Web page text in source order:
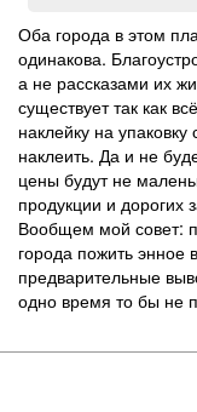
Оба города в этом
одинакова.
а не рассказами их
существует так как
наклейку на
наклеить. Да и не
цены будут не
продукции и дорогих
Вообщем мой совет:
города пожить энное
предварительные
одно время то бы не